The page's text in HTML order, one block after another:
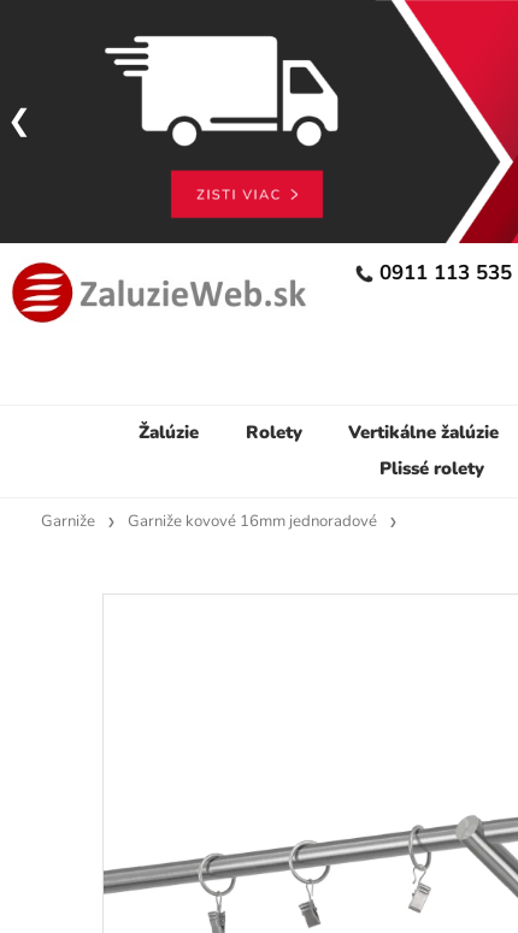
0911 113 535
Žalúzie Rolety Vertikálne žalúzie
Plissé rolety
Garniže Garniže kovové 16mm jednoradové